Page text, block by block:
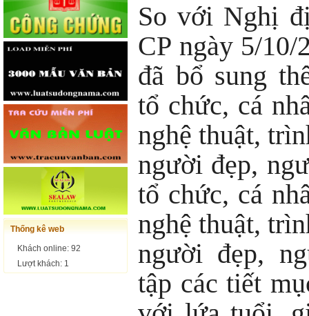
Thống kê web
Khách online: 92
Lượt khách: 1
So với Nghị
CP ngày 5/
đã bổ sung
tổ chức, cá
nghệ thuật,
người đẹp,
tổ chức, cá
nghệ thuật,
người đẹp,
tập các tiết